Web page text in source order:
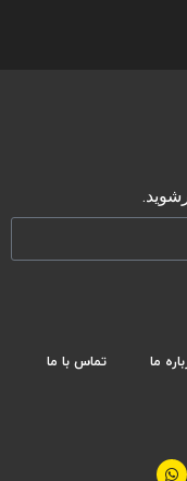
ما تماس با ما